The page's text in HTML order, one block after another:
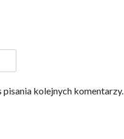
kolejnych komentarzy.